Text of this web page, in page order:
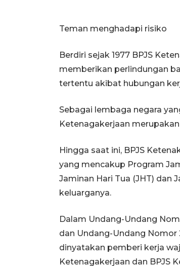
Teman menghadapi risiko
Berdiri sejak 1977 BPJS
memberikan perlindungan
tertentu akibat hubungan
Sebagai lembaga negara
Ketenagakerjaan
Hingga saat ini, BPJS
yang mencakup Program
Jaminan Hari Tua (JHT) dan
keluarganya.
Dalam Undang-Undang
dan Undang-Undang Nomor
dinyatakan pemberi kerja
Ketenagakerjaan dan BPJS